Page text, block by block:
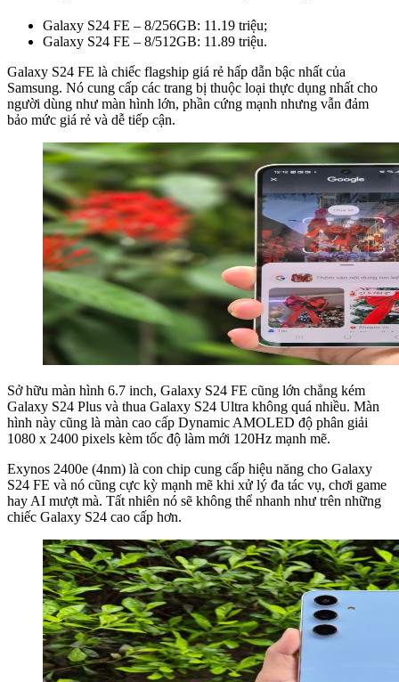
Galaxy S24 FE – 8/256GB: 11.19 triệu;
Galaxy S24 FE – 8/512GB: 11.89 triệu.
Galaxy S24 FE là chiếc flagship giá rẻ hấp dẫn bậc nhất của
Samsung. Nó cung cấp các trang bị thuộc loại thực dụng nhất cho
người dùng như màn hình lớn, phần cứng mạnh nhưng vẫn đảm
bảo mức giá rẻ và dễ tiếp cận.
Sở hữu màn hình 6.7 inch, Galaxy S24 FE cũng lớn chẳng kém
Galaxy S24 Plus và thua Galaxy S24 Ultra không quá nhiều. Màn
hình này cũng là màn cao cấp Dynamic AMOLED độ phân giải
1080 x 2400 pixels kèm tốc độ làm mới 120Hz mạnh mẽ.
Exynos 2400e (4nm) là con chip cung cấp hiệu năng cho Galaxy
S24 FE và nó cũng cực kỳ mạnh mẽ khi xử lý đa tác vụ, chơi game
hay AI mượt mà. Tất nhiên nó sẽ không thể nhanh như trên những
chiếc Galaxy S24 cao cấp hơn.